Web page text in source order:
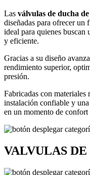
Las válvulas de ducha
diseñadas para ofrecer un
ideal para quienes buscan
y eficiente.
Gracias a su diseño
rendimiento superior,
presión.
Fabricadas con materiales
instalación confiable y
en un momento de confort
VALVULAS